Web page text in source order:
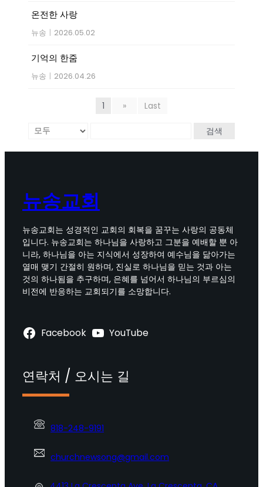
온전한 사랑
뉴송 | 2026.05.02
기억의 한줌
뉴송 | 2026.04.26
1 » Last
검색
뉴송교회
뉴송교회는 성경적인 교회의 회복을 꿈꾸는 사랑의 공동체
입니다. 뉴송교회는 하나님을 사랑하고 그분을 예배할 뿐 아
니라, 하나님을 아는 지식에서 성장하여 예수님을 닮아가는
열매 맺기 간절히 원하며, 진실로 하나님을 믿는 것과 아는
것의 하나됨을 추구하며, 은혜를 넘어서 하나님의 부르심의
비전에 반응하는 교회되기를 소망합니다.
Facebook YouTube
연락처 / 오시는 길
818-248-9191
churchnewsong@gmail.com